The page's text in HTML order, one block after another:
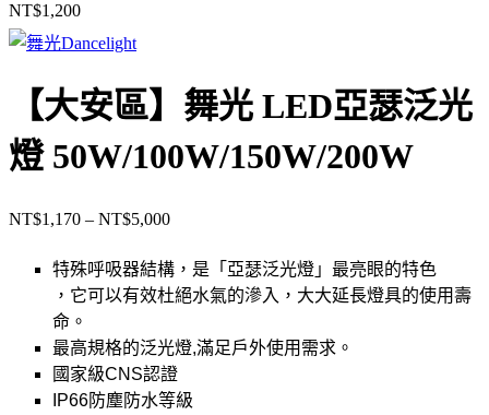
NT$1,200
【大安區】舞光 LED亞瑟泛光
燈 50W/100W/150W/200W
NT$1,170 – NT$5,000
特殊呼吸器結構，是「亞瑟泛光燈」最亮眼的特色
，它可以有效杜絕水氣的滲入，大大延長燈具的使用壽
命。
最高規格的泛光燈,滿足戶外使用需求。
國家級CNS認證
IP66防塵防水等級